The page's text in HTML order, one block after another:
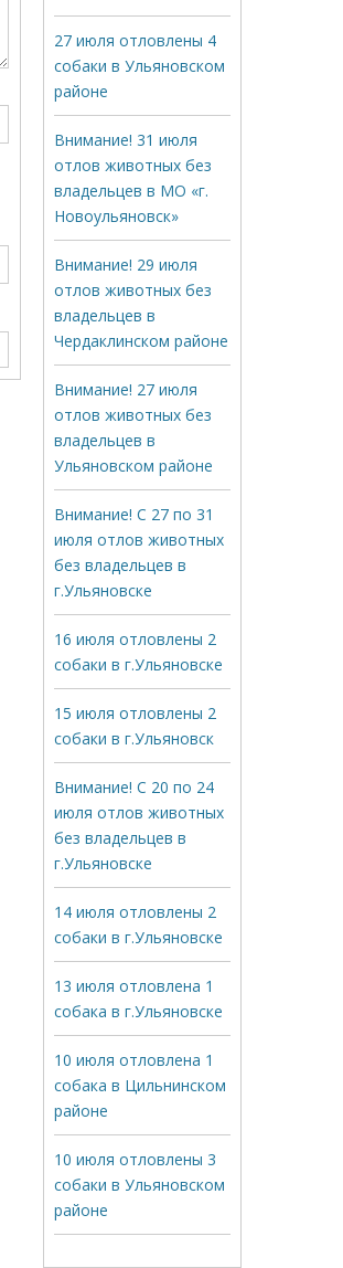
27 июля отловлены 4
собаки в Ульяновском
районе
Внимание! 31 июля
отлов животных без
владельцев в МО «г.
Новоульяновск»
Внимание! 29 июля
отлов животных без
владельцев в
Чердаклинском районе
Внимание! 27 июля
отлов животных без
владельцев в
Ульяновском районе
Внимание! С 27 по 31
июля отлов животных
без владельцев в
г.Ульяновске
16 июля отловлены 2
собаки в г.Ульяновске
15 июля отловлены 2
собаки в г.Ульяновск
Внимание! С 20 по 24
июля отлов животных
без владельцев в
г.Ульяновске
14 июля отловлены 2
собаки в г.Ульяновске
13 июля отловлена 1
собака в г.Ульяновске
10 июля отловлена 1
собака в Цильнинском
районе
10 июля отловлены 3
собаки в Ульяновском
районе